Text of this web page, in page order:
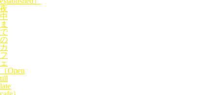
夜
中
ま
で
の
カ
フ
ェ
（Open
till
late